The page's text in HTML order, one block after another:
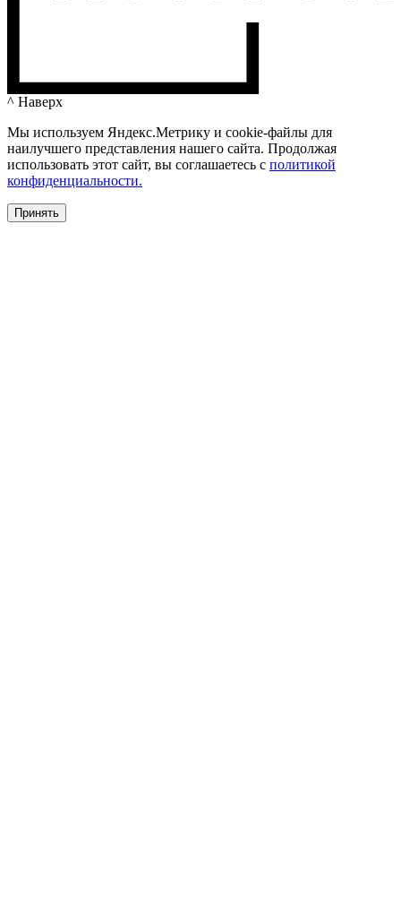
^ Наверх
Мы используем Яндекс.Метрику и cookie-файлы для
наилучшего представления нашего сайта. Продолжая
использовать этот сайт, вы соглашаетесь c политикой
конфиденциальности.
Принять